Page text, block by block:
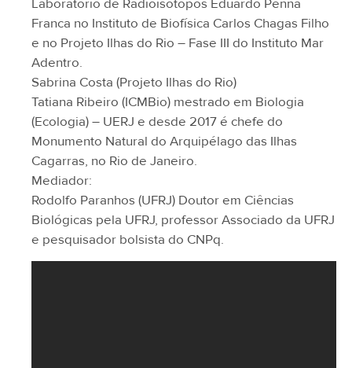
Laboratório de Radioisótopos Eduardo Penna
Franca no Instituto de Biofísica Carlos Chagas Filho
e no Projeto Ilhas do Rio – Fase III do Instituto Mar
Adentro.
Sabrina Costa (Projeto Ilhas do Rio)
Tatiana Ribeiro (ICMBio) mestrado em Biologia
(Ecologia) – UERJ e desde 2017 é chefe do
Monumento Natural do Arquipélago das Ilhas
Cagarras, no Rio de Janeiro.
Mediador:
Rodolfo Paranhos (UFRJ) Doutor em Ciências
Biológicas pela UFRJ, professor Associado da UFRJ
e pesquisador bolsista do CNPq.